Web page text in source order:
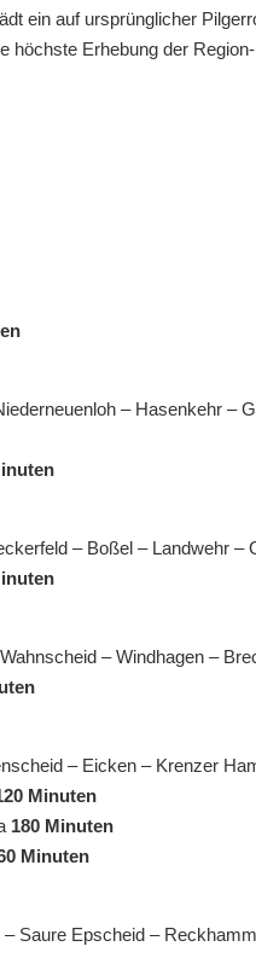
ein auf ursprünglicher
höchste Erhebung der
– Hasenkehr –
– Boßel – Landwehr
– Windhagen –
– Eicken – Krenzer
Minuten
180 Minuten
Minuten
Saure Epscheid –